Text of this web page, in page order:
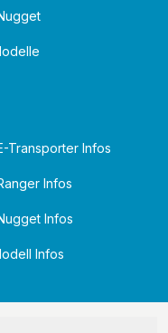
Transporter Infos
Infos
Infos
Infos